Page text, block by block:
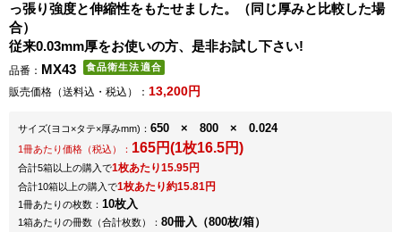
っ張り強度と伸縮性をもたせました。（同じ厚みと比較した場
合）
従来0.03mm厚をお使いの方、是非お試し下さい!
品番： MX43
販売価格（送料込・税込）： 13,200円
サイズ(ヨコ×タテ×厚みmm) ： 650 × 800 × 0.024
1冊あたり価格（税込）： 165円(1枚16.5円)
合計5箱以上の購入で1枚あたり15.95円
合計10箱以上の購入で1枚あたり約15.81円
1冊あたりの枚数： 10枚入
1箱あたりの冊数（合計枚数）： 80冊入（800枚/箱）